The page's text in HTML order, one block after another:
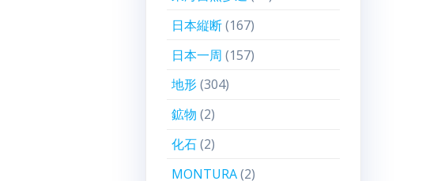
日本縦断(167)
日本一周 (157)
地形(304)
鉱物 (2)
化石(2)
MONTURA(2)